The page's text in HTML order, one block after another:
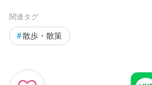
関連タグ
#散歩・散策